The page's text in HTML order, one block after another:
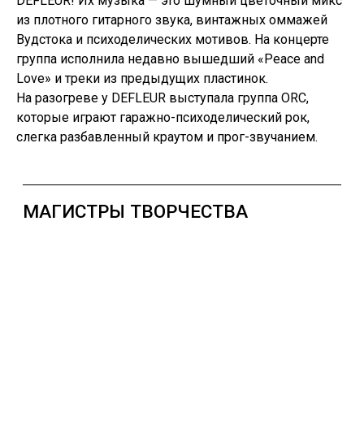
из плотного гитарного звука, винтажных оммажей
Вудстока и психоделических мотивов. На концерте
группа исполнила недавно вышедший «Peace and
Love» и треки из предыдущих пластинок.
На разогреве у DEFLEUR выступала группа ORC,
которые играют гаражно-психоделический рок,
слегка разбавленный краутом и прог-звучанием.